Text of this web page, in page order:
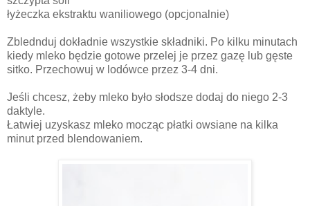
łyżeczka ekstraktu waniliowego (opcjonalnie)
Zblednduj dokładnie wszystkie składniki. Po kilku minutach
kiedy mleko będzie gotowe przelej je przez gazę lub gęste
sitko. Przechowuj w lodówce przez 3-4 dni.
Jeśli chcesz, żeby mleko było słodsze dodaj do niego 2-3
daktyle.
Łatwiej uzyskasz mleko mocząc płatki owsiane na kilka
minut przed blendowaniem.